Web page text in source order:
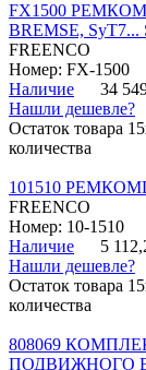
FX1500
BREMSE, SyT7...
FREENCO
Номер: FX-1500
Наличие
34
Нашли дешевле?
Остаток товара
количества
101510
FREENCO
Номер: 10-1510
Наличие
5
Нашли дешевле?
Остаток товара
количества
808069
ПОДВИЖНОГО